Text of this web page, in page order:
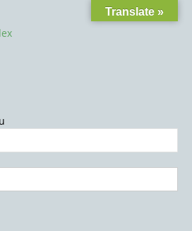
Translate »